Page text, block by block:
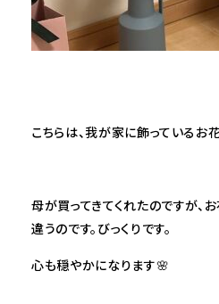
こちらは、我が家に飾っているお
母が買ってきてくれたのですが
違うのです。びっくりです。
心も穏やかになります🌸